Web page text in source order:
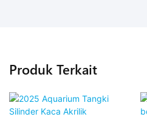
Produk Terkait